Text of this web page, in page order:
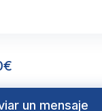
un mensaje